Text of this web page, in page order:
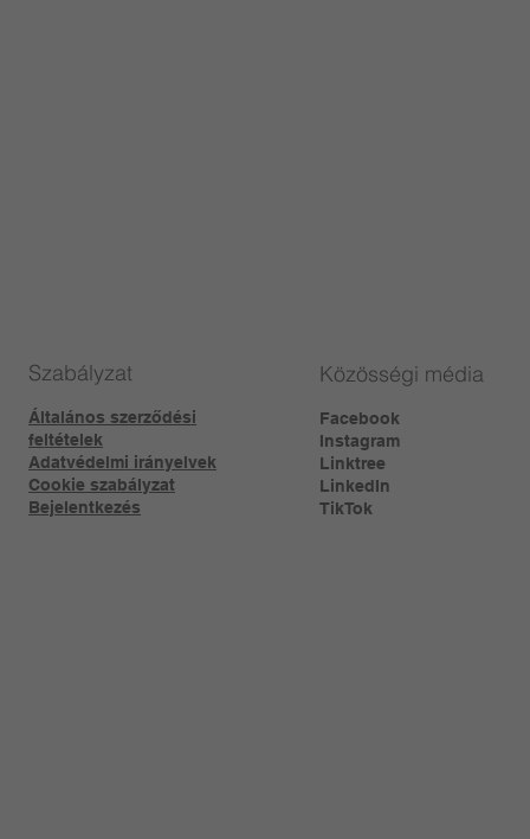
Szabályzat
Általános szerződési
feltételek
Adatvédelmi irányelvek
Cookie szabályzat
Bejelentkezés
Közösségi média
Facebook
Instagram
Linktree​
LinkedIn
TikTok